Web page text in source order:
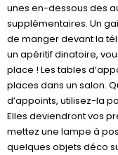
unes en-dessous des
supplémentaires. Un
de manger devant la
un apéritif dinatoire,
place ! Les tables
places dans un salon.
d’appoints, utilisez-la
Elles deviendront vos
mettez une lampe à
quelques objets déco